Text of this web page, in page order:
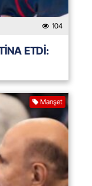
104
ETDİ:
Manşet